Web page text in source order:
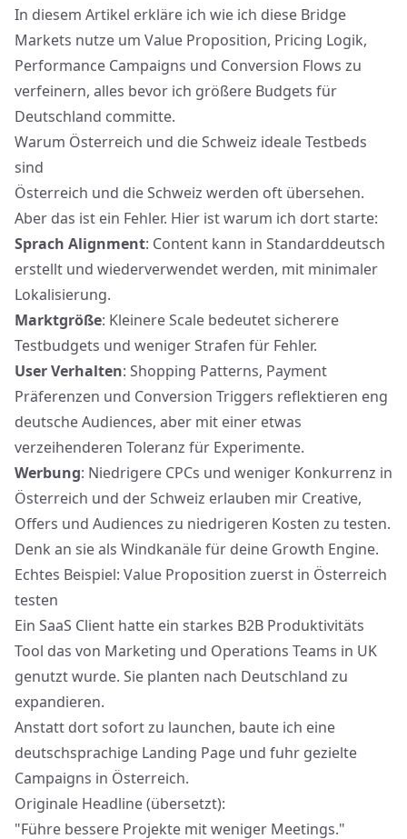
In diesem Artikel erkläre ich wie ich diese Bridge
Markets nutze um Value Proposition, Pricing Logik,
Performance Campaigns und Conversion Flows zu
verfeinern, alles bevor ich größere Budgets für
Deutschland committe.
Warum Österreich und die Schweiz ideale Testbeds
sind
Österreich und die Schweiz werden oft übersehen.
Aber das ist ein Fehler. Hier ist warum ich dort starte:
Sprach Alignment: Content kann in Standarddeutsch
erstellt und wiederverwendet werden, mit minimaler
Lokalisierung.
Marktgröße: Kleinere Scale bedeutet sicherere
Testbudgets und weniger Strafen für Fehler.
User Verhalten: Shopping Patterns, Payment
Präferenzen und Conversion Triggers reflektieren eng
deutsche Audiences, aber mit einer etwas
verzeihenderen Toleranz für Experimente.
Werbung: Niedrigere CPCs und weniger Konkurrenz in
Österreich und der Schweiz erlauben mir Creative,
Offers und Audiences zu niedrigeren Kosten zu testen.
Denk an sie als Windkanäle für deine Growth Engine.
Echtes Beispiel: Value Proposition zuerst in Österreich
testen
Ein SaaS Client hatte ein starkes B2B Produktivitäts
Tool das von Marketing und Operations Teams in UK
genutzt wurde. Sie planten nach Deutschland zu
expandieren.
Anstatt dort sofort zu launchen, baute ich eine
deutschsprachige Landing Page und fuhr gezielte
Campaigns in Österreich.
Originale Headline (übersetzt):
"Führe bessere Projekte mit weniger Meetings."